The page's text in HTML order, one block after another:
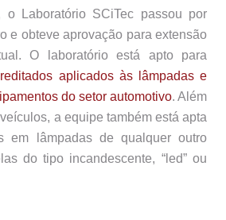
Laboratório SCiTec passou por
e obteve aprovação para extensão
O laboratório está apto para
aplicados às lâmpadas e
do setor automotivo. Além
a equipe também está apta
em lâmpadas de qualquer outro
do tipo incandescente, “led” ou